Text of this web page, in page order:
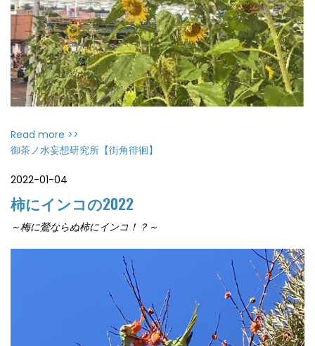
Read more >>
御茶ノ水妄想研究所【街角徘徊】
2022-01-04
柿にインコの2022
～梅に鶯ならぬ柿にインコ！？～